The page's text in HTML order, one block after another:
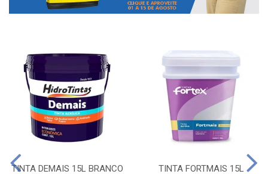
TINTA DEMAIS 15L BRANCO TINTA FORTMAIS 15L